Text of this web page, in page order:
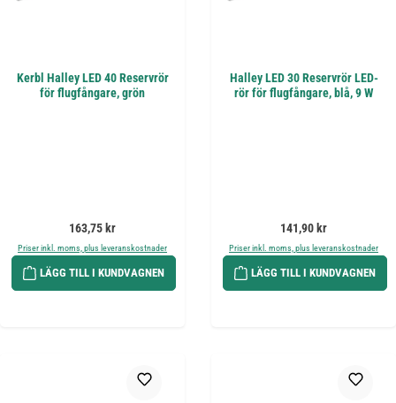
Kerbl Halley LED 40 Reservrör
för flugfångare, grön
Ordinarie pris:
163,75 kr
Priser inkl. moms, plus leveranskostnader
LÄGG TILL I KUNDVAGNEN
Halley LED 30 Reservrör LED-
rör för flugfångare, blå, 9 W
Ordinarie pris:
141,90 kr
Priser inkl. moms, plus leveranskostnader
LÄGG TILL I KUNDVAGNEN